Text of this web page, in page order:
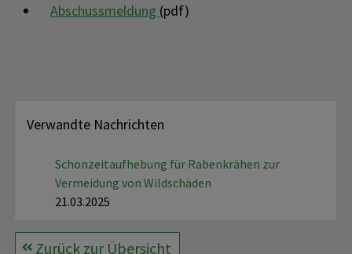
Abschussmeldung (pdf)
Verwandte Nachrichten
Schonzeitaufhebung für Rabenkrähen zur
Vermeidung von Wildschäden
21.03.2025
Zurück zur Übersicht